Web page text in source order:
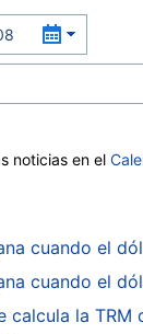
noticias en el
cuando el
cuando el
calcula la TRM